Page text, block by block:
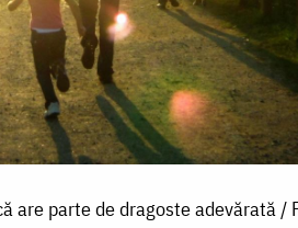
are parte de dragoste adevărată /